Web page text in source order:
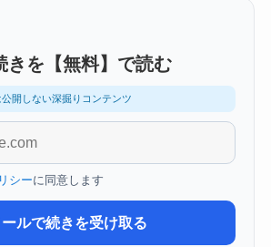
きを【無料】で読む
開しない深掘りコンテンツ
シーに同意します
ールで続きを受け取る